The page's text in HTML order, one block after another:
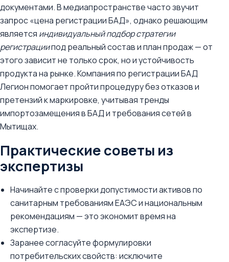
документами. В медиапространстве часто звучит
запрос «цена регистрации БАД», однако решающим
является индивидуальный подбор стратегии
регистрациипод реальный состав и план продаж — от
этого зависит не только срок, но и устойчивость
продукта на рынке. Компания по регистрации БАД
Легион помогает пройти процедуру без отказов и
претензий к маркировке, учитывая тренды
импортозамещения в БАД и требования сетей в
Мытищах.
Практические советы из
экспертизы
Начинайте с проверки допустимости активов по
санитарным требованиям ЕАЭС и национальным
рекомендациям — это экономит время на
экспертизе.
Заранее согласуйте формулировки
потребительских свойств: исключите